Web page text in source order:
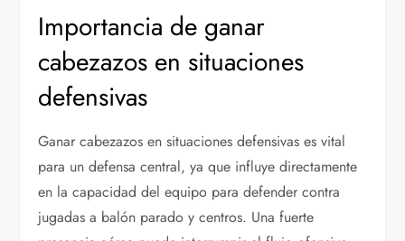
Importancia de ganar
cabezazos en situaciones
defensivas
Ganar cabezazos en situaciones defensivas es vital
para un defensa central, ya que influye directamente
en la capacidad del equipo para defender contra
jugadas a balón parado y centros. Una fuerte